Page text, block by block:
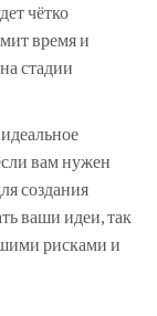
чётко
время и
стадии
вам нужен
создания
ваши идеи, так
рисками и